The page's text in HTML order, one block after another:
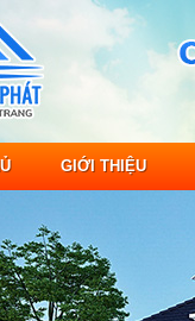
GIỚI THIỆU